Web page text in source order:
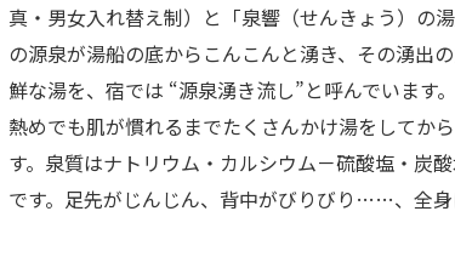
真・男女入れ替え制）と「泉響（せんきょう）の
の源泉が湯船の底からこんこんと湧き、その湧出
鮮な湯を、宿では “源泉湧き流し”と呼んでいます
熱めでも肌が慣れるまでたくさんかけ湯をしてか
す。泉質はナトリウム・カルシウム－硫酸塩・炭
です。足先がじんじん、背中がびりびり……、全身